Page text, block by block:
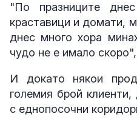
"По празниците
краставици и домати,
днес много хора
чудо не е имало
И докато някои
големия брой
с еднопосочни